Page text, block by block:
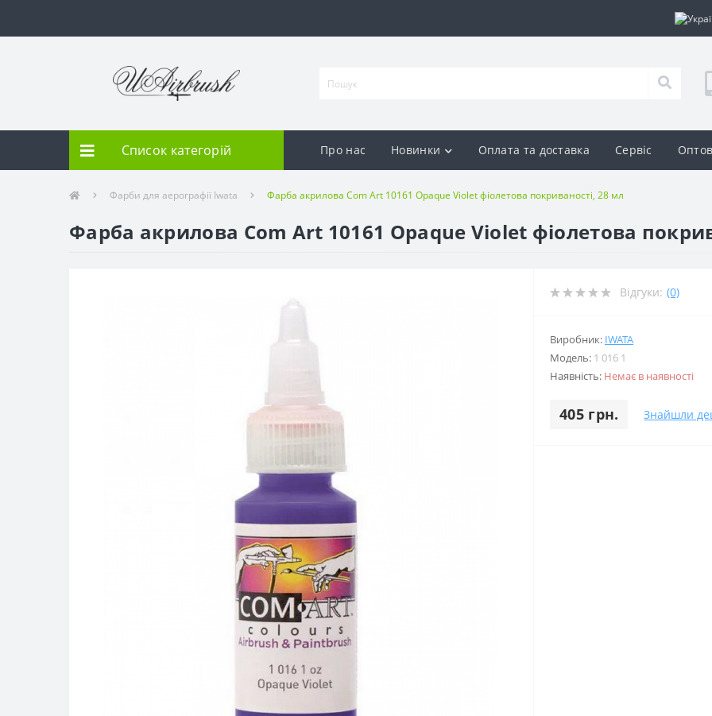
Список категорій Про нас Новинки Оплата та доставка Сервіс
Фарби для аерографії Iwata Фарба акрилова Com Art 10161 Opaque Violet фіолетова покриваності, 28 мл
Фарба акрилова Com Art 10161 Opaque Violet фіолетова
Відгуки: (0)
Виробник: IWATA
Модель: 1 016 1
Наявність: Немає в наявності
405 грн. Знайшли